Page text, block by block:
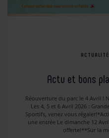
Actu et bons
Réouverture du parc le 4 Avril !
Les 4, 5 et 6 Avril 2026 :
Sportifs, venez vous
une entrée Le dimanche 12
offerte!**Sur la